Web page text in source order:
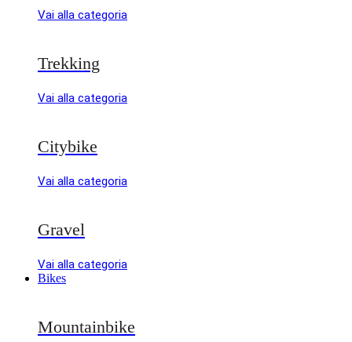
Vai alla categoria
Trekking
Vai alla categoria
Citybike
Vai alla categoria
Gravel
Vai alla categoria
Bikes
Mountainbike